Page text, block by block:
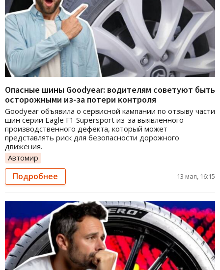
Опасные шины Goodyear: водителям советуют быть
осторожными из-за потери контроля
Goodyear объявила о сервисной кампании по отзыву части
шин серии Eagle F1 Supersport из-за выявленного
производственного дефекта, который может
представлять риск для безопасности дорожного
движения.
Автомир
Подробнее 13 мая, 16:15